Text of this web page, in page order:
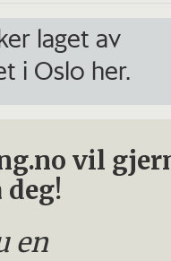
laget av
i Oslo her.
vil
deg!
en